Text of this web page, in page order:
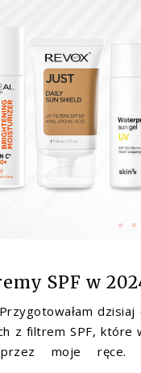
SPF w
z filtrem SPF, które
moje ręce.